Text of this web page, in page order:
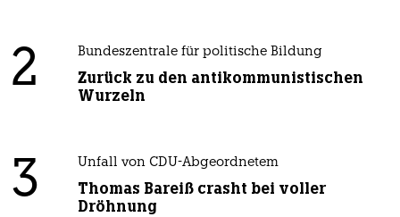
2 Bundeszentrale für politische Bildung
Zurück zu den antikommunistischen
Wurzeln
3 Unfall von CDU-Abgeordnetem
Thomas Bareiß crasht bei voller
Dröhnung